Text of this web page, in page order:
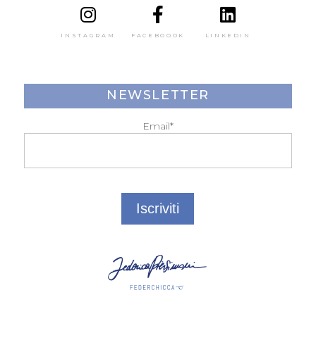
INSTAGRAM FACEBOOOK LINKEDIN
NEWSLETTER
Email*